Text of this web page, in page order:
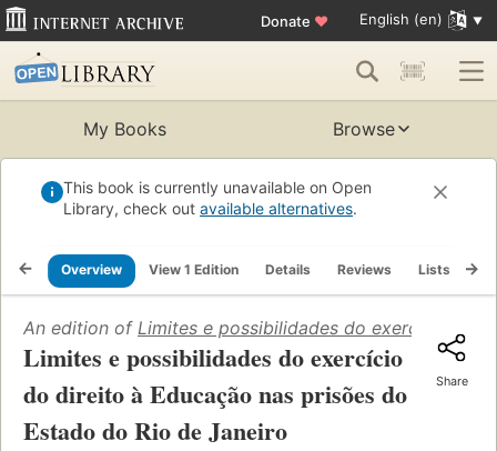
Donate ♥ English (en)
My Books Browse
This book is currently unavailable on Open
Library, check out available alternatives.
Overview View 1 Edition Details Reviews Lists
An edition of Limites e possibilidades do exercício do
Limites e possibilidades do exercício
do direito à Educação nas prisões do
Estado do Rio de Janeiro
Share